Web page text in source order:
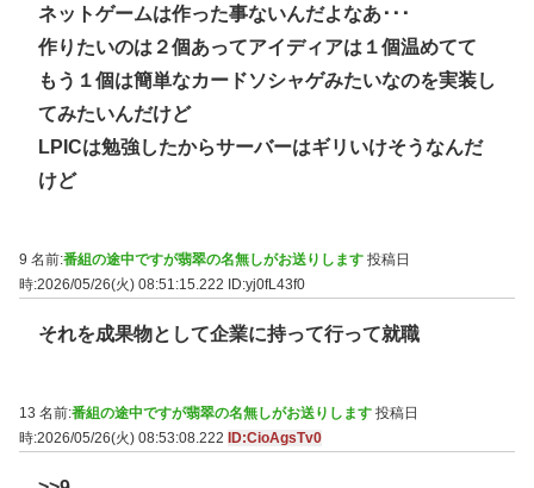
ネットゲームは作った事ないんだよなあ･･･
作りたいのは２個あってアイディアは１個温めてて
もう１個は簡単なカードソシャゲみたいなのを実装し
てみたいんだけど
LPICは勉強したからサーバーはギリいけそうなんだ
けど
9 名前:番組の途中ですが翡翠の名無しがお送りします 投稿日
時:2026/05/26(火) 08:51:15.222
ID:yj0fL43f0
それを成果物として企業に持って行って就職
13 名前:番組の途中ですが翡翠の名無しがお送りします 投稿日
時:2026/05/26(火) 08:53:08.222 ID:CioAgsTv0